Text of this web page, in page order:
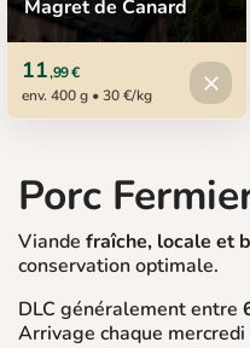
Magret de Canard
11,99 €
env. 400 g • 30 €/kg
close
Porc
Viande fraîche, locale et
conservation optimale.
DLC généralement entre
Arrivage chaque